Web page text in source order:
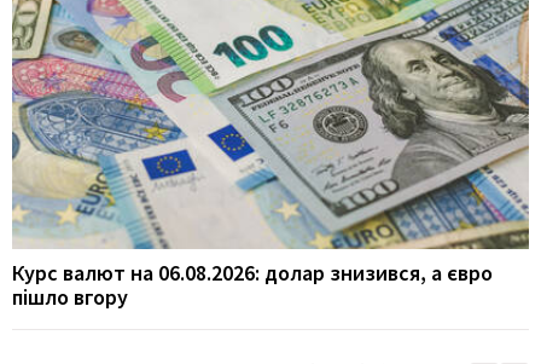
Курс валют на 06.08.2026: долар знизився, а євро
пішло вгору